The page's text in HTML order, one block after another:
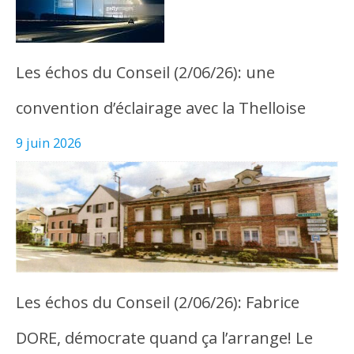
Les échos du Conseil (2/06/26): une
convention d’éclairage avec la Thelloise
9 juin 2026
Les échos du Conseil (2/06/26): Fabrice
DORE, démocrate quand ça l’arrange! Le